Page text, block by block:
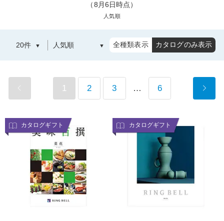
（8月6日時点）
人気順
全種類表示 カタログのみ表示
1 2 3 … 6
カタログギフト カタログギフト